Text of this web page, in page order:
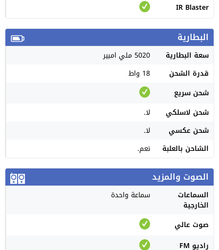
IR Blaster
البطارية
سعة البطارية
5020 ملي امبير
قدرة الشحن
18 واط
شحن سريع
شحن لاسلكي
لا.
شحن عكسي
لا.
الشاحن بالعلبة
نعم.
الصوت والمزيد
السماعات
الخارجية
سماعة واحدة
صوت عالي
راديو FM